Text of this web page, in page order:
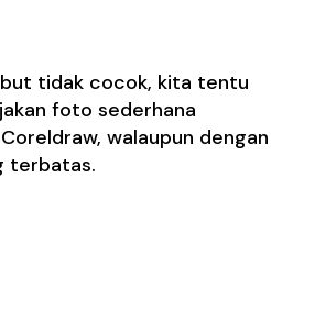
tidak cocok, kita tentu
foto sederhana
walaupun dengan
terbatas.